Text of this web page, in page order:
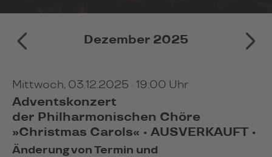
November 2025
Dezember 2025
Mittwoch, 03.12.2025 · 19:00 Uhr
Adventskonzert
der Philharmonischen Chöre
»Christmas Carols« • AUSVERKAUFT •
Änderung von Termin und